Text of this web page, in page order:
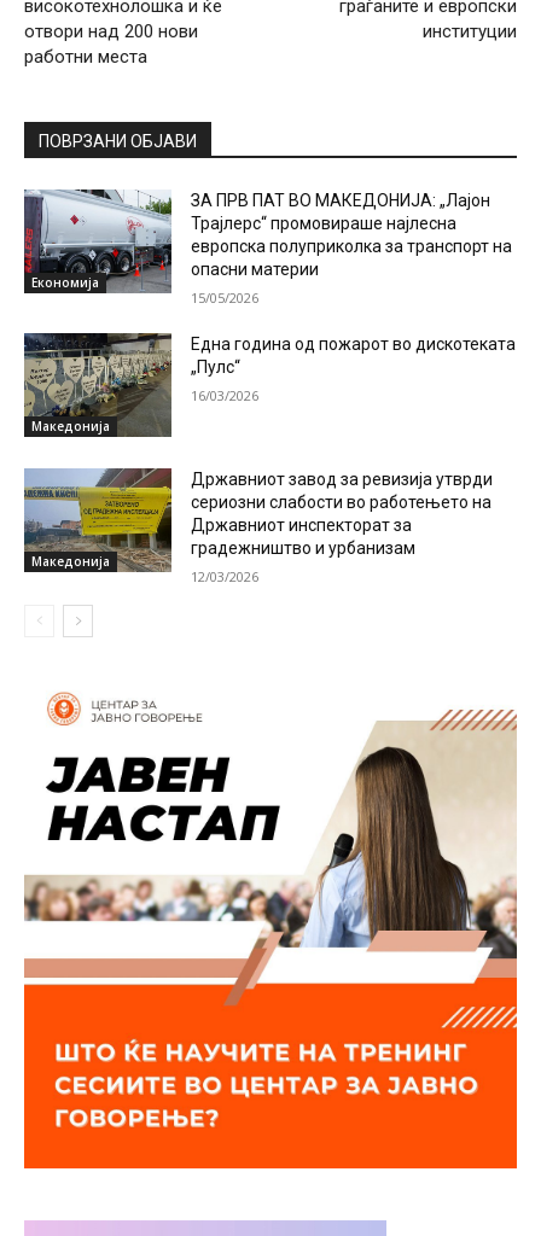
високотехнолошка и ќе
отвори над 200 нови
работни места
граѓаните и европски
институции
ПОВРЗАНИ ОБЈАВИ
Економија
ЗА ПРВ ПАТ ВО МАКЕДОНИЈА: „Лајон
Трајлерс“ промовираше најлесна
европска полуприколка за транспорт на
опасни материи
15/05/2026
Македонија
Една година од пожарот во дискотеката
„Пулс“
16/03/2026
Македонија
Државниот завод за ревизија утврди
сериозни слабости во работењето на
Државниот инспекторат за
градежништво и урбанизам
12/03/2026